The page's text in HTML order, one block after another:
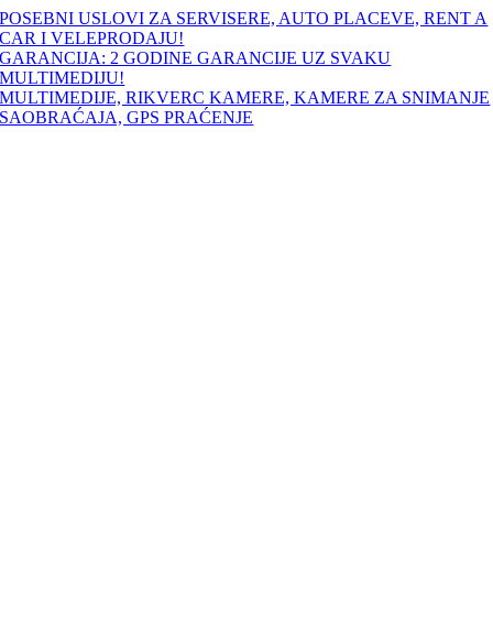
Skip
to
content
POSEBNI USLOVI ZA SERVISERE, AUTO PLACEVE, RENT A
CAR I VELEPRODAJU!
GARANCIJA: 2 GODINE GARANCIJE UZ SVAKU
MULTIMEDIJU!
MULTIMEDIJE, RIKVERC KAMERE, KAMERE ZA SNIMANJE
SAOBRAĆAJA, GPS PRAĆENJE